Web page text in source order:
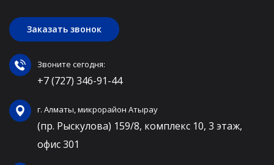
Заказать звонок
Звоните сегодня:
+7 (727) 346-91-44
г. Алматы, микрорайон Атырау
(пр. Рыскулова) 159/8, комплекс 10, 3 этаж,
офис 301